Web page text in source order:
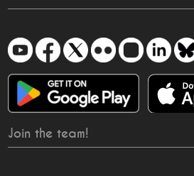
Join the team!